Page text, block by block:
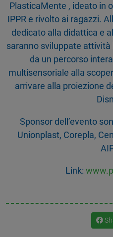
PlasticaMente , ideato in
IPPR e rivolto ai ragazzi.
dedicato alla didattica e
saranno sviluppate
da un percorso
multisensoriale alla
arrivare alla proiezione
Sponsor dell’evento
Unionplast, Corepla,
Link: